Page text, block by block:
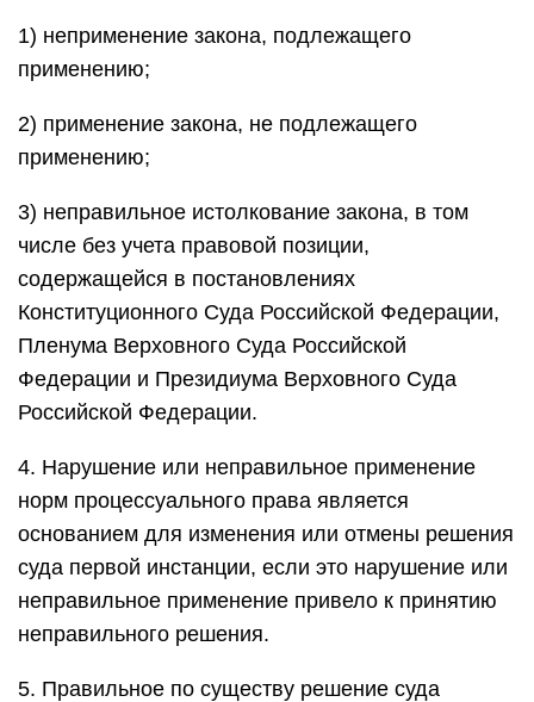
1) неприменение закона, подлежащего
применению;
2) применение закона, не подлежащего
применению;
3) неправильное истолкование закона, в том
числе без учета правовой позиции,
содержащейся в постановлениях
Конституционного Суда Российской Федерации,
Пленума Верховного Суда Российской
Федерации и Президиума Верховного Суда
Российской Федерации.
4. Нарушение или неправильное применение
норм процессуального права является
основанием для изменения или отмены решения
суда первой инстанции, если это нарушение или
неправильное применение привело к принятию
неправильного решения.
5. Правильное по существу решение суда